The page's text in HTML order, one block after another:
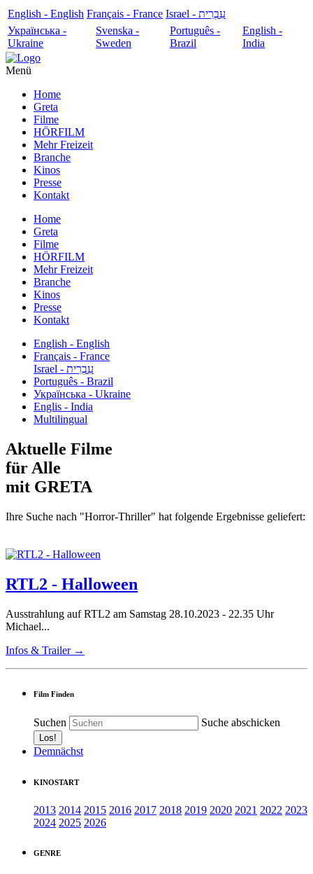
English - English Français - France
עִבְרִית - Israel
Українська -
Ukraine
Svenska -
Sweden
Português -
Brazil
English -
India
Menü
Home
Greta
Filme
HÖRFILM
Mehr Freizeit
Branche
Kinos
Presse
Kontakt
Home
Greta
Filme
HÖRFILM
Mehr Freizeit
Branche
Kinos
Presse
Kontakt
English - English
Français - France
עִבְרִית - Israel
Português - Brazil
Українська - Ukraine
Englis - India
Multilingual
Aktuelle Filme
für Alle
mit GRETA
Ihre Suche nach "Horror-Thriller" hat folgende Ergebnisse geliefert:
RTL2 - Halloween
Ausstrahlung auf RTL2 am Samstag 28.10.2023 - 22.35 Uhr
Michael...
Infos & Trailer →
Film Finden
Suchen Suche abschicken
Demnächst
KINOSTART
2013 2014 2015 2016 2017 2018 2019 2020 2021 2022 2023
2024 2025 2026
GENRE